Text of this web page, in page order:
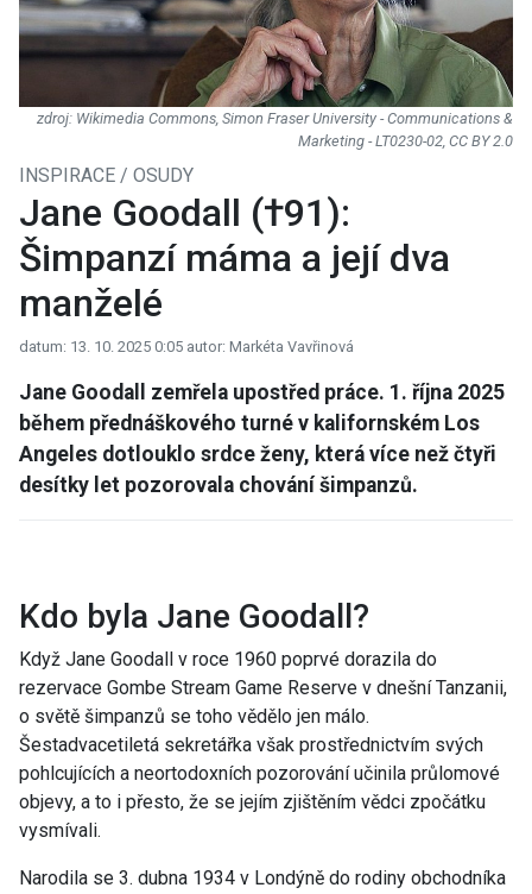
Wikimedia Commons, Simon Fraser University - Communications &
Marketing - LT0230-02, CC BY 2.0
INSPIRACE / OSUDY
Jane Goodall (†91):
Šimpanzí máma a její dva
manželé
datum: 13. 10. 2025 0:05 autor: Markéta Vavřinová
Jane Goodall zemřela upostřed práce. 1. října 2025
během přednáškového turné v kalifornském Los
Angeles dotlouklo srdce ženy, která více než čtyři
desítky let pozorovala chování šimpanzů.
Kdo byla Jane Goodall?
Když Jane Goodall v roce 1960 poprvé dorazila do
rezervace Gombe Stream Game Reserve v dnešní Tanzanii,
o světě šimpanzů se toho vědělo jen málo.
Šestadvacetiletá sekretářka však prostřednictvím svých
pohlcujících a neortodoxních pozorování učinila průlomové
objevy, a to i přesto, že se jejím zjištěním vědci zpočátku
vysmívali.
Narodila se 3. dubna 1934 v Londýně do rodiny obchodníka